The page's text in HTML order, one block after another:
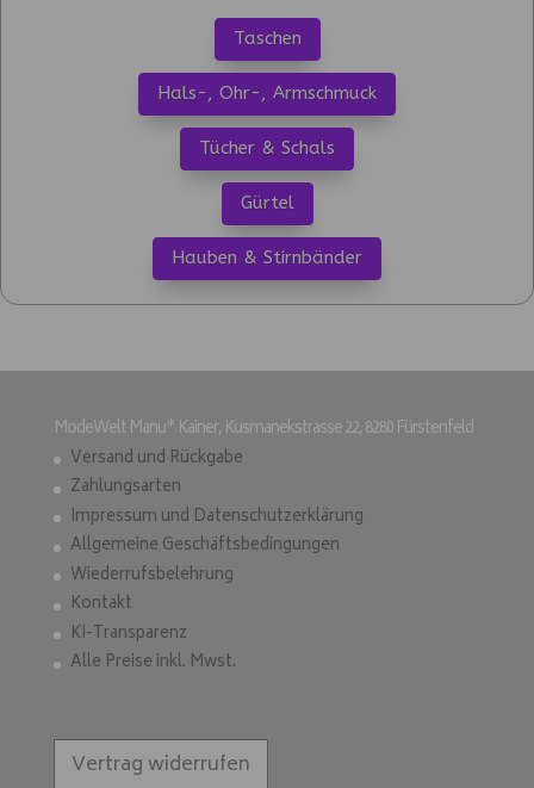
Taschen
Hals-, Ohr-, Armschmuck
Tücher & Schals
Gürtel
Hauben & Stirnbänder
ModeWelt Manu* Kainer, Kusmanekstrasse 22, 8280 Fürstenfeld
Versand und Rückgabe
Zahlungsarten
Impressum und Datenschutzerklärung
Allgemeine Geschäftsbedingungen
Wiederrufsbelehrung
Kontakt
KI-Transparenz
Alle Preise inkl. Mwst.
Vertrag widerrufen